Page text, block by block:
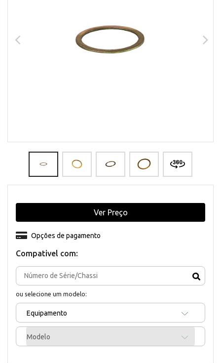
Compativel com:
ou selecione um modelo:
Equipamento
Modelo
Opções de pagamento
Ver Preço